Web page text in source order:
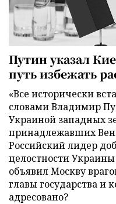
Путин указал
путь избежать
«Все исторически
словами Владимир
Украиной западных
принадлежавших
Российский лидер
целостности
объявил Москву
главы государства и
адресовано?